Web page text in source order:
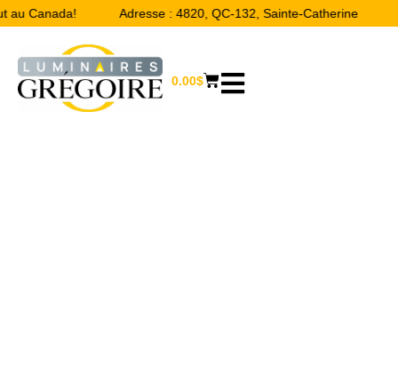
au Canada! Adresse : 4820, QC-132, Sainte-Catherine
0.00$